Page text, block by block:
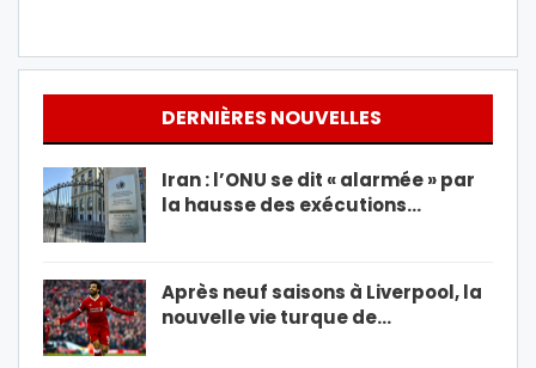
DERNIÈRES NOUVELLES
Iran : l’ONU se dit « alarmée » par
la hausse des exécutions…
Après neuf saisons à Liverpool, la
nouvelle vie turque de…